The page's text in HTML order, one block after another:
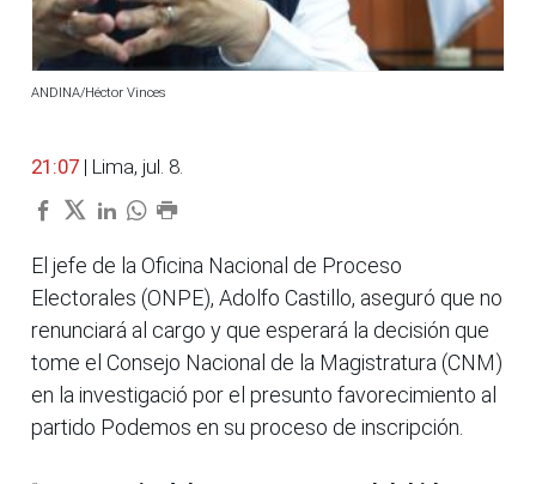
ANDINA/Héctor Vinces
21:07 | Lima, jul. 8.
El jefe de la Oficina Nacional de Proceso
Electorales (ONPE), Adolfo Castillo, aseguró que no
renunciará al cargo y que esperará la decisión que
tome el Consejo Nacional de la Magistratura (CNM)
en la investigació por el presunto favorecimiento al
partido Podemos en su proceso de inscripción.